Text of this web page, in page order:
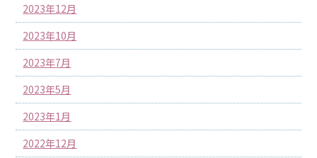
2023年12月
2023年10月
2023年7月
2023年5月
2023年1月
2022年12月